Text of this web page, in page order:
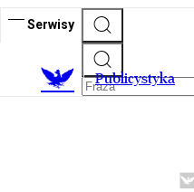
Serwisy
Publicystyka